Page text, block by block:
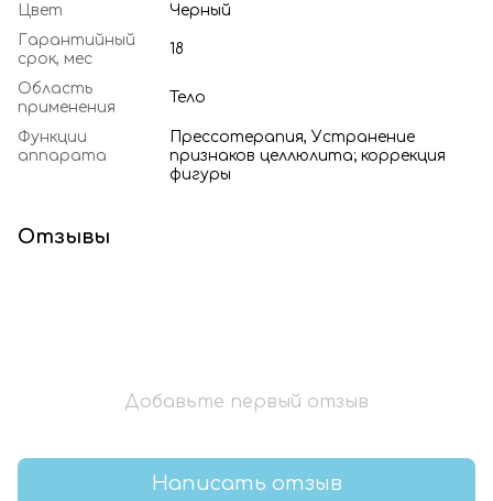
Цвет
Черный
Гарантийный
срок, мес
18
Область
применения
Тело
Функции
аппарата
Прессотерапия, Устранение
признаков целлюлита; коррекция
фигуры
Отзывы
Добавьте первый отзыв
Написать отзыв